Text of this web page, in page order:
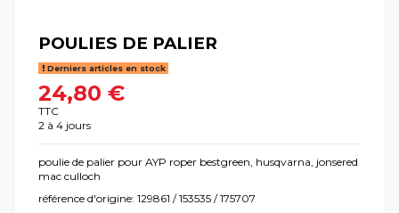
POULIES DE PALIER
Derniers articles en stock
24,80 €
TTC
2 à 4 jours
poulie de palier pour AYP roper bestgreen, husqvarna, jonsered
mac culloch
référence d'origine: 129861 / 153535 / 175707